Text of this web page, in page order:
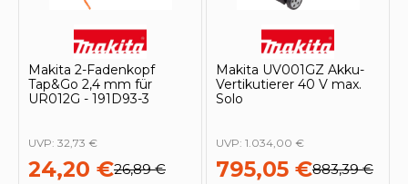
Makita 2-Fadenkopf
Tap&Go 2,4 mm für
UR012G - 191D93-3
24,20 €26,89 €
UVP: 32,73 €
Makita UV001GZ Akku-
Vertikutierer 40 V max.
Solo
795,05 €883,39 €
UVP: 1.034,00 €